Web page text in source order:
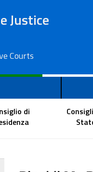
Justice
Courts
di